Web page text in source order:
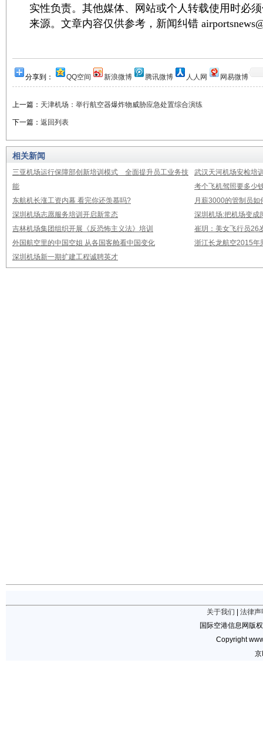
实性负责。其他媒体、网站或个人转载使用时必
来源。文章内容仅供参考，新闻纠错
分享到： QQ空间 新浪微博 腾讯微博 人人网 网易微博
上一篇： 天津机场：举行航空器爆炸物威胁应急处置综合演练
下一篇： 返回列表
相关新闻
三亚机场运行保障部创新培训模式 全面提升员工业务技
能
武汉天河机场安检培
考个飞机驾照要多少
东航机长涨工资内幕 看完你还羡慕吗?
月薪3000的管制员
深圳机场志愿服务培训开启新常态
深圳机场:把机场变成
吉林机场集团组织开展《反恐怖主义法》培训
崔玥：美女飞行员26
外国航空里的中国空姐 从各国客舱看中国变化
浙江长龙航空2015年
深圳机场新一期扩建工程诚聘英才
关于我们
法律声
国际空港信息网版
Copyright